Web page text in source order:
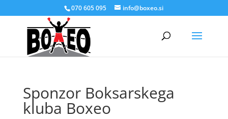
070 605 095 info@boxeo.si
Sponzor Boksarskega
kluba Boxeo